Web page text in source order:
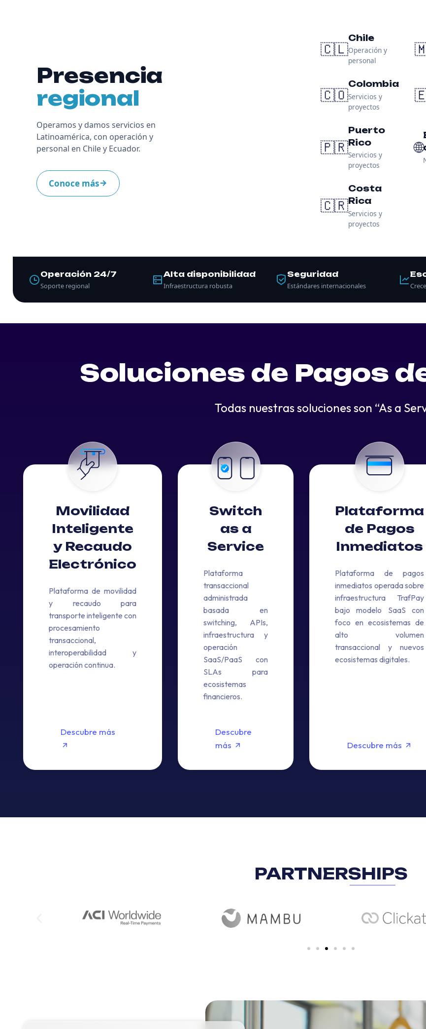
Presencia
regional
Operamos y damos servicios en
Latinoamérica, con operación y
personal en Chile y Ecuador.
Conoce más
🇨🇱
Chile
Operación y
personal
🇨🇴
Colombia
Servicios y
proyectos
🇵🇷
Puerto
Rico
Servicios y
proyectos
🌐
🇨🇷
Costa
Rica
Servicios y
proyectos
Operación 24/7
Soporte regional
Alta disponibilidad
Infraestructura robusta
Seguridad
Estándares internacionales
Soluciones de Pagos
Todas nuestras soluciones son “As a
Movilidad
Inteligente
y Recaudo
Electrónico
Plataforma de movilidad
y recaudo para
transporte inteligente con
procesamiento
transaccional,
interoperabilidad y
operación continua.
Descubre más
Switch
as a
Service
Plataforma
transaccional
administrada
basada en
switching, APIs,
infraestructura y
operación
SaaS/PaaS con
SLAs para
ecosistemas
financieros.
Descubre
más
Plataforma
de Pagos
Inmediatos
Plataforma de pagos
inmediatos operada sobre
infraestructura TrafPay
bajo modelo SaaS con
foco en ecosistemas de
alto volumen
transaccional y nuevos
ecosistemas digitales.
Descubre más
PARTNERSHIPS